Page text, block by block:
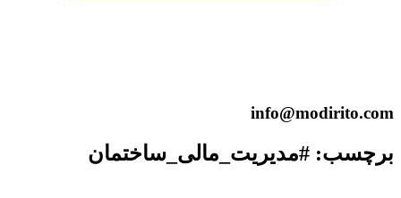
info@modirito.com
برچسب: #مدیریت_مالی_ساختمان